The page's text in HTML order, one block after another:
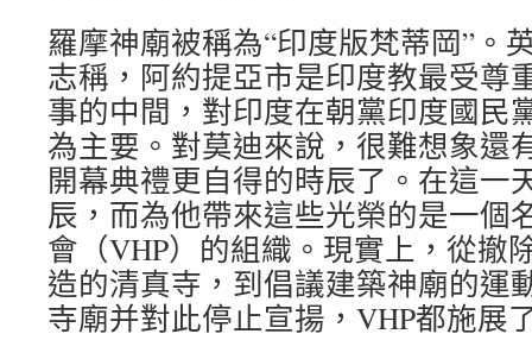
羅摩神廟被稱為“印度版梵蒂岡”。
志稱，阿約提亞市是印度教最受尊
事的中間，對印度在朝黨印度國民
為主要。對莫迪來說，很難想象還
開幕典禮更自得的時辰了。在這一
辰，而為他帶來這些光榮的是一個
會（VHP）的組織。現實上，從撤
造的清真寺，到倡議建築神廟的運
寺廟并對此停止宣揚，VHP都施展